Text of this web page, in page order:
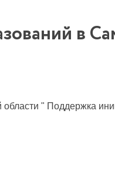
в
" Поддержка